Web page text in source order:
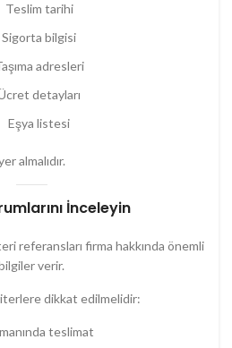
Teslim tarihi
Sigorta bilgisi
adresleri
detayları
Eşya listesi
almalıdır.
İnceleyin
referansları firma hakkında önemli
verir.
dikkat edilmelidir:
teslimat